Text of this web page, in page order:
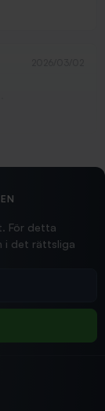
2026/02/19
För detta
i det rättsliga